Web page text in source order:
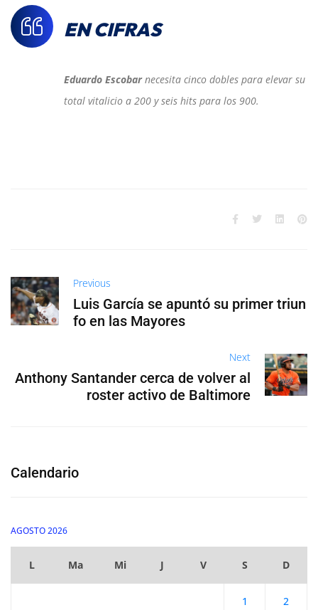
EN CIFRAS
Eduardo Escobarnecesita cinco dobles para elevar su
total vitalicio a 200 y seis hits para los 900.
Previous
Luis García se apuntó su primer triun
fo en las Mayores
Next
Anthony Santander cerca de volver al
roster activo de Baltimore
Calendario
AGOSTO 2026
L Ma Mi J V S D
1 2